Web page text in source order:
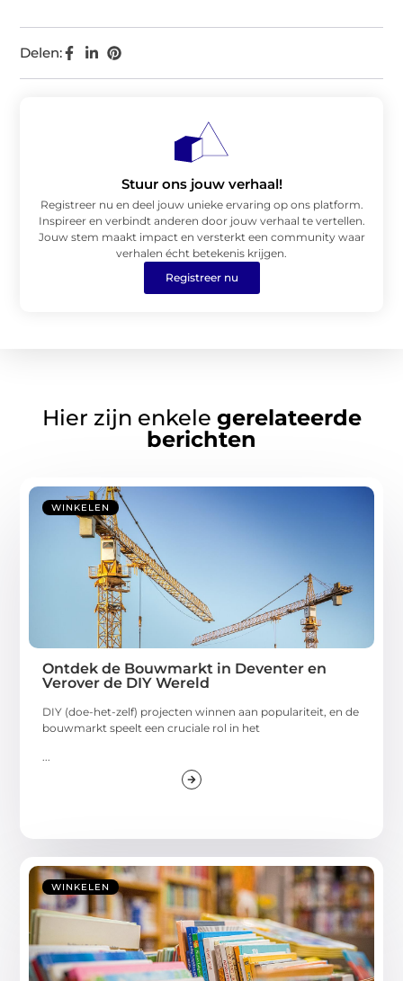
Delen:
Stuur ons jouw verhaal!
Registreer nu en deel jouw unieke ervaring op ons platform.
Inspireer en verbindt anderen door jouw verhaal te vertellen.
Jouw stem maakt impact en versterkt een community waar
verhalen écht betekenis krijgen.
Registreer nu
Hier zijn enkele gerelateerde
berichten
WINKELEN
Ontdek de Bouwmarkt in Deventer en
Verover de DIY Wereld
DIY (doe-het-zelf) projecten winnen aan populariteit, en de
bouwmarkt speelt een cruciale rol in het
...
WINKELEN